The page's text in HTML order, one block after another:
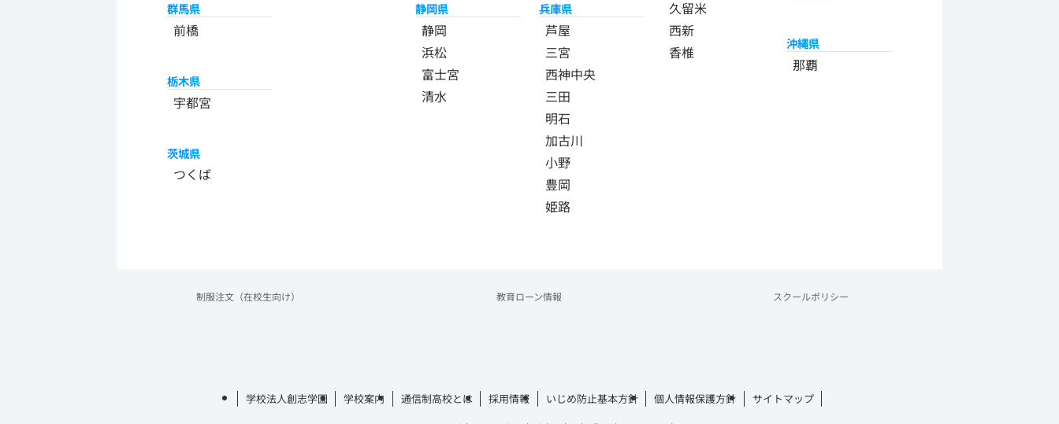
群馬県
前橋
栃木県
宇都宮
茨城県
つくば
静岡県
静岡
浜松
富士宮
清水
兵庫県
芦屋
三宮
西神中央
三田
明石
加古川
小野
豊岡
姫路
久留米
西新
香椎
沖縄県
那覇
制服注文（在校生向け） 教育ローン情報 スクールポリシー
学校法人創志学園 学校案内 通信制高校とは 採用情報 いじめ防止基本方針 個人情報保護方針 サイトマップ